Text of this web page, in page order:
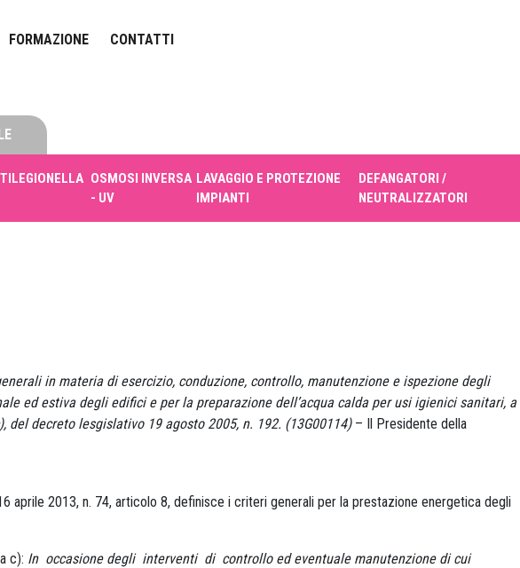
FORMAZIONE CONTATTI
OSMOSI INVERSA
- UV
LAVAGGIO E PROTEZIONE
IMPIANTI
DEFANGATORI /
NEUTRALIZZATORI
in materia di esercizio, conduzione, controllo, manutenzione e ispezione degli
ed estiva degli edifici e per la preparazione dell’acqua calda per usi igienici sanitari, a
del decreto lesgislativo 19 agosto 2005, n. 192. (13G00114) – Il Presidente della
aprile 2013, n. 74, articolo 8, definisce i criteri generali per la prestazione energetica degli
c): In occasione degli interventi di controllo ed eventuale manutenzione di cui